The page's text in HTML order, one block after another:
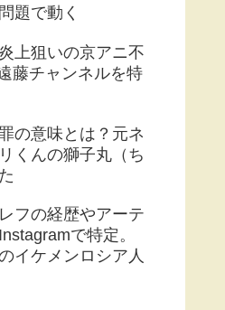
題で動く
上狙いの京アニ不
藤チャンネルを特
の意味とは？元ネ
くんの獅子丸（ち
フの経歴やアーテ
で特定。
イケメンロシア人